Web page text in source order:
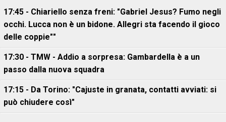
17:45 - Chiariello senza freni: "Gabriel Jesus? Fumo negli
occhi. Lucca non è un bidone. Allegri sta facendo il gioco
delle coppie""
17:30 - TMW - Addio a sorpresa: Gambardella è a un
passo dalla nuova squadra
17:15 - Da Torino: "Cajuste in granata, contatti avviati: si
può chiudere così"